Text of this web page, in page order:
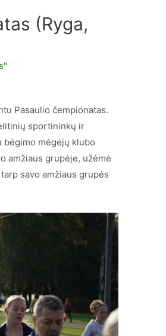
(Ryga,
Pasaulio čempionatas.
sportininkų ir
bėgimo mėgėjų klubo
amžiaus grupėje, užėmė
savo amžiaus grupės